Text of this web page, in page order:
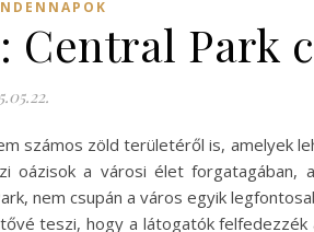
Central Park
számos zöld területéről is, amelyek
a városi élet forgatagában,
nem csupán a város egyik
teszi, hogy a látogatók